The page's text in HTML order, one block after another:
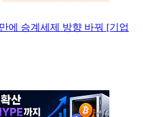
승계세제 방향 바꿔 [기업